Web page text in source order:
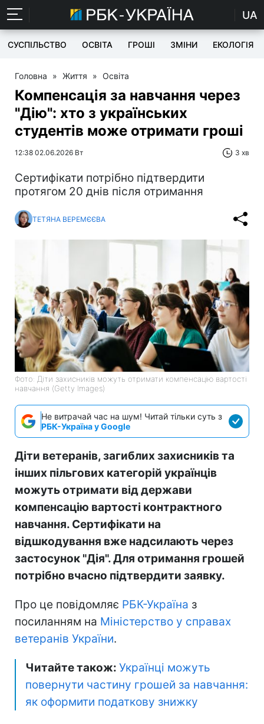
UA
СУСПІЛЬСТВО ОСВІТА ГРОШІ ЗМІНИ ЕКОЛОГІЯ
Головна » Життя » Освіта
Компенсація за навчання через
"Дію": хто з українських
студентів може отримати гроші
12:38 02.06.2026 Вт 3 хв
Сертифікати потрібно підтвердити
протягом 20 днів після отримання
ТЕТЯНА ВЕРЕМЄЄВА
Фото: Діти захисників можуть отримати компенсацію вартості
навчання (Getty Images)
Не витрачай час на шум! Читай тільки суть з
РБК-Україна у Google
Діти ветеранів, загиблих захисників та
інших пільгових категорій українців
можуть отримати від держави
компенсацію вартості контрактного
навчання. Сертифікати на
відшкодування вже надсилають через
застосунок "Дія". Для отримання грошей
потрібно вчасно підтвердити заявку.
Про це повідомляє РБК-Україна з
посиланням на Міністерство у справах
ветеранів України.
Читайте також: Українці можуть
повернути частину грошей за навчання:
як оформити податкову знижку